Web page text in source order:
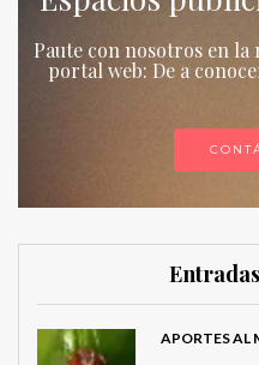
Paute con nosotros en
portal web: De a
APORTES AL